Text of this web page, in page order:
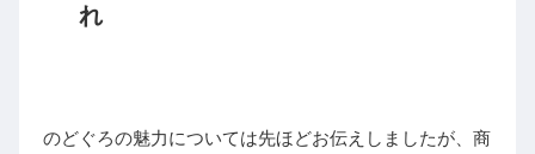
れ
のどぐろの魅力については先ほどお伝えしましたが、商